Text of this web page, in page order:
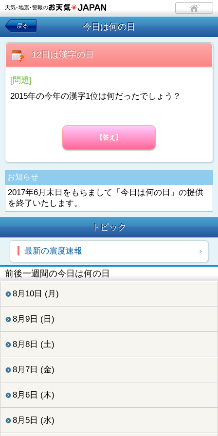
天気･地震･警報の
戻る 今日は何の日
12日は漢字の日
[問題]
2015年の今年の漢字1位は何だったでしょう？
【答え】
お知らせ
2017年6月末日をもちまして「今日は何の日」の提供
を終了いたします。
トピック
最新の震度速報
前後一週間の今日は何の日
8月10日 (月)
8月9日 (日)
8月8日 (土)
8月7日 (金)
8月6日 (木)
8月5日 (水)